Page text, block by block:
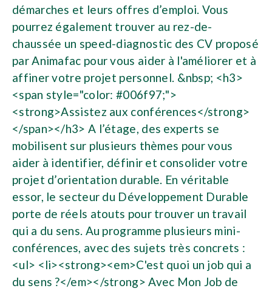
démarches et leurs offres d’emploi. Vous
pourrez également trouver au rez-de-
chaussée un speed-diagnostic des CV proposé
par Animafac pour vous aider à l'améliorer et à
affiner votre projet personnel. &nbsp; <h3>
<span style="color: #006f97;">
<strong>Assistez aux conférences</strong>
</span></h3> A l’étage, des experts se
mobilisent sur plusieurs thèmes pour vous
aider à identifier, définir et consolider votre
projet d’orientation durable. En véritable
essor, le secteur du Développement Durable
porte de réels atouts pour trouver un travail
qui a du sens. Au programme plusieurs mini-
conférences, avec des sujets très concrets :
<ul> <li><strong><em>C'est quoi un job qui a
du sens ?</em></strong> Avec Mon Job de